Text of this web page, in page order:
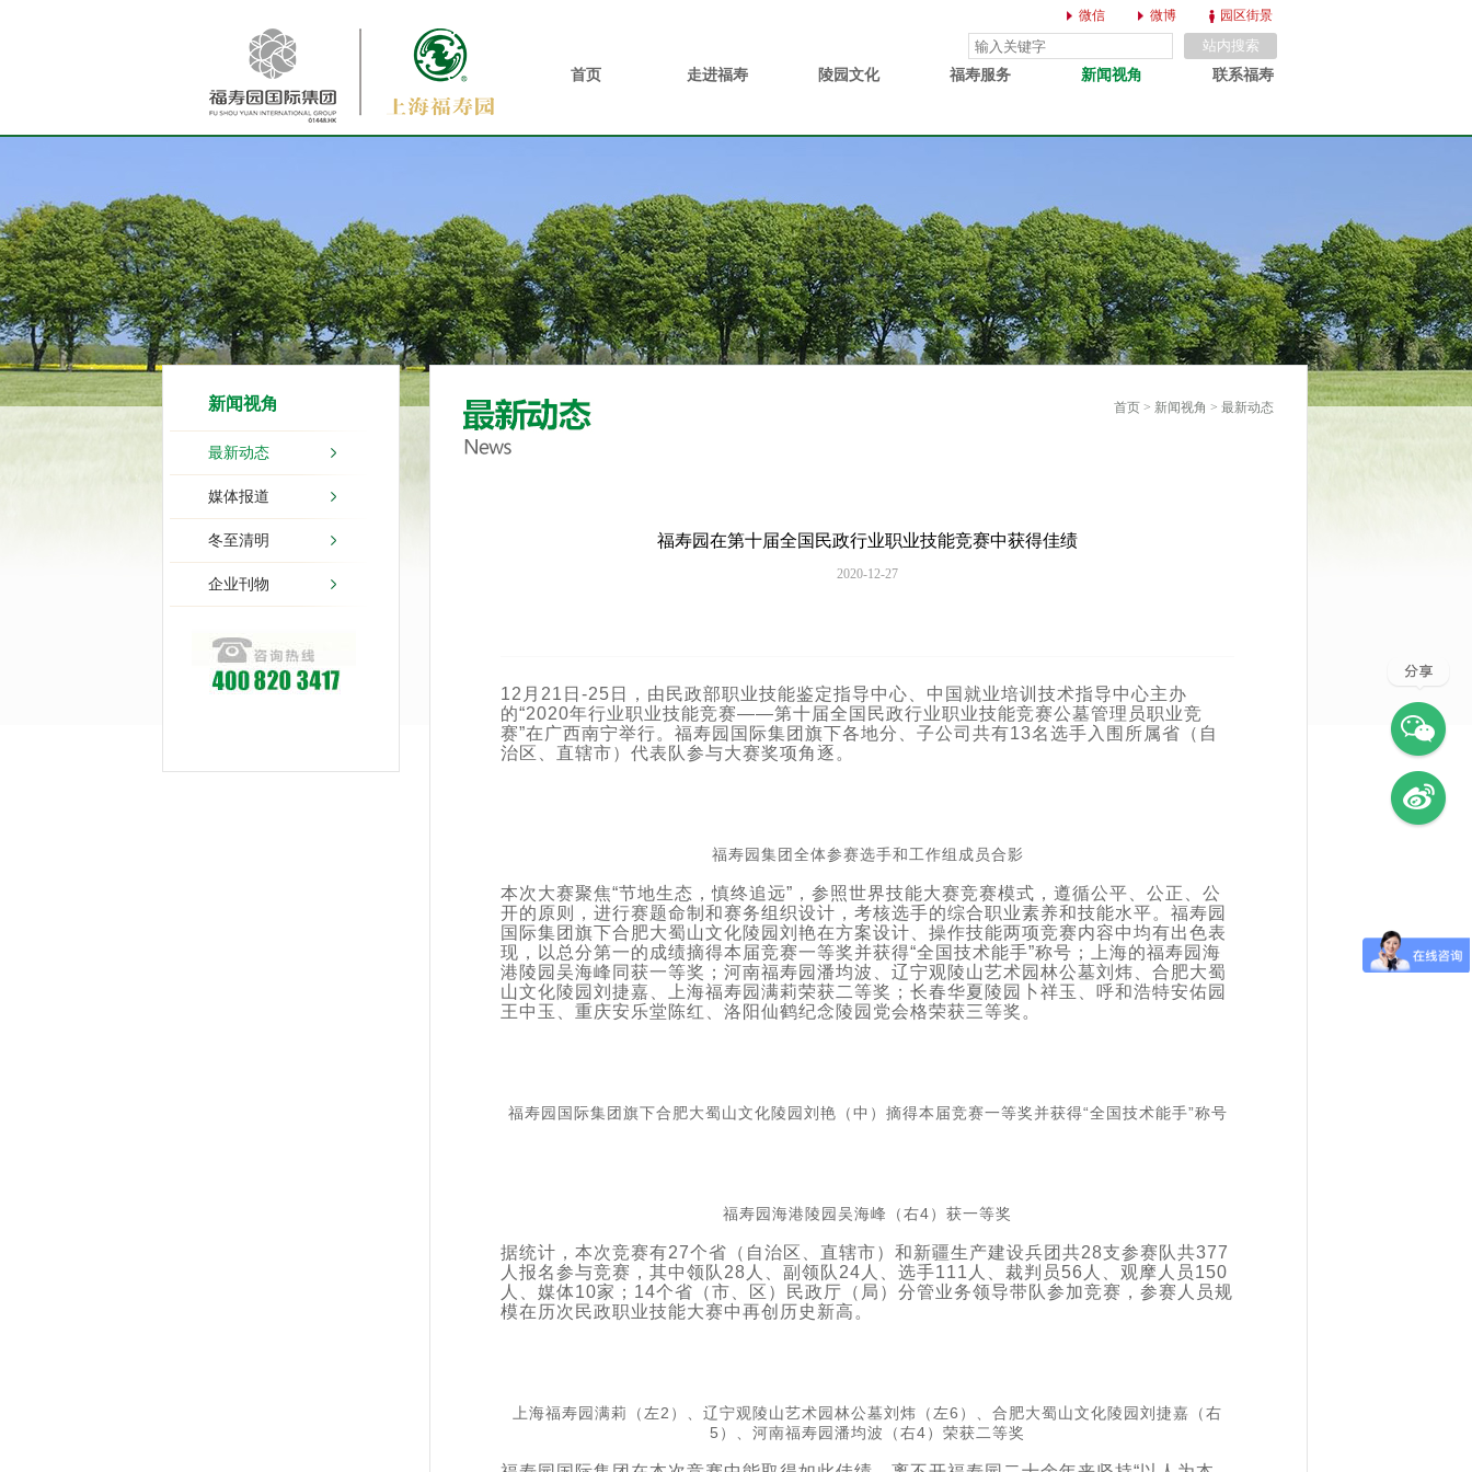
微信 微博 园区街景
首页 走进福寿 陵园文化 福寿服务 新闻视角 联系福寿
新闻视角
最新动态
媒体报道
冬至清明
企业刊物
首页 > 新闻视角 > 最新动态
福寿园在第十届全国民政行业职业技能竞赛中获得佳绩
2020-12-27
12月21日-25日，由民政部职业技能鉴定指导中心、中国就业培训技术指导中心主办
的“2020年行业职业技能竞赛——第十届全国民政行业职业技能竞赛公墓管理员职业竞
赛”在广西南宁举行。福寿园国际集团旗下各地分、子公司共有13名选手入围所属省（自
治区、直辖市）代表队参与大赛奖项角逐。
福寿园集团全体参赛选手和工作组成员合影
本次大赛聚焦“节地生态，慎终追远”，参照世界技能大赛竞赛模式，遵循公平、公正、公
开的原则，进行赛题命制和赛务组织设计，考核选手的综合职业素养和技能水平。福寿园
国际集团旗下合肥大蜀山文化陵园刘艳在方案设计、操作技能两项竞赛内容中均有出色表
现，以总分第一的成绩摘得本届竞赛一等奖并获得“全国技术能手”称号；上海的福寿园海
港陵园吴海峰同获一等奖；河南福寿园潘均波、辽宁观陵山艺术园林公墓刘炜、合肥大蜀
山文化陵园刘捷嘉、上海福寿园满莉荣获二等奖；长春华夏陵园卜祥玉、呼和浩特安佑园
王中玉、重庆安乐堂陈红、洛阳仙鹤纪念陵园党会格荣获三等奖。
福寿园国际集团旗下合肥大蜀山文化陵园刘艳（中）摘得本届竞赛一等奖并获得“全国技术能手”称号
福寿园海港陵园吴海峰（右4）获一等奖
据统计，本次竞赛有27个省（自治区、直辖市）和新疆生产建设兵团共28支参赛队共377
人报名参与竞赛，其中领队28人、副领队24人、选手111人、裁判员56人、观摩人员150
人、媒体10家；14个省（市、区）民政厅（局）分管业务领导带队参加竞赛，参赛人员规
模在历次民政职业技能大赛中再创历史新高。
上海福寿园满莉（左2）、辽宁观陵山艺术园林公墓刘炜（左6）、合肥大蜀山文化陵园刘捷嘉（右
5）、 河南福寿园潘均波（右4）荣获二等奖